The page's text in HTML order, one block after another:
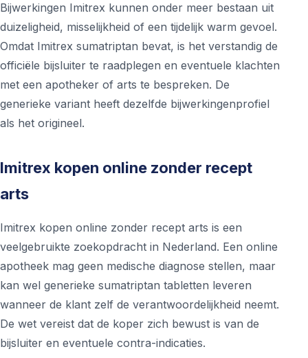
Bijwerkingen Imitrex kunnen onder meer bestaan uit
duizeligheid, misselijkheid of een tijdelijk warm gevoel.
Omdat Imitrex sumatriptan bevat, is het verstandig de
officiële bijsluiter te raadplegen en eventuele klachten
met een apotheker of arts te bespreken. De
generieke variant heeft dezelfde bijwerkingenprofiel
als het origineel.
Imitrex kopen online zonder recept
arts
Imitrex kopen online zonder recept arts is een
veelgebruikte zoekopdracht in Nederland. Een online
apotheek mag geen medische diagnose stellen, maar
kan wel generieke sumatriptan tabletten leveren
wanneer de klant zelf de verantwoordelijkheid neemt.
De wet vereist dat de koper zich bewust is van de
bijsluiter en eventuele contra-indicaties.